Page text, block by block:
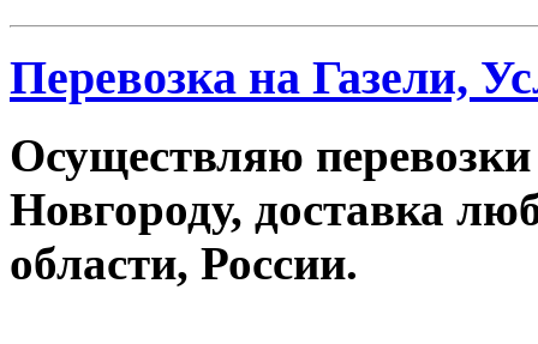
Перевозка на Газели,
Осуществляю
Новгороду, доставка
области, России.